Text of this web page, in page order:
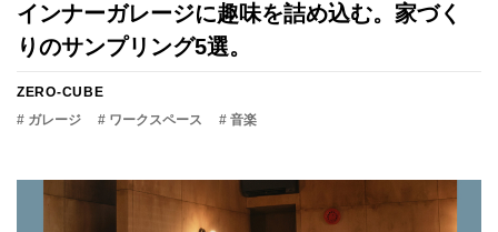
インナーガレージに趣味を詰め込む。家づく
りのサンプリング5選。
ZERO-CUBE
# ガレージ
# ワークスペース # 音楽